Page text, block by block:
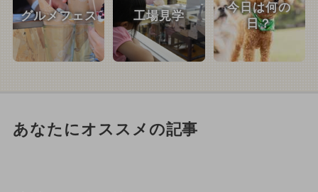
グルメフェス 工場見学
今日は何の
日？
あなたにオススメの記事